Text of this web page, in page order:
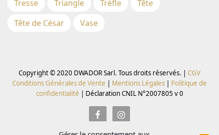
Tresse
Triangle Trèfle
Tête
Tête de César
Vase
Copyright © 2020 DWADOR Sarl. Tous droits réservés. | CGV
Conditions Générales de Vente | Mentions Légales | Politique de
confidentialité | Déclaration CNIL N°2007805 v 0